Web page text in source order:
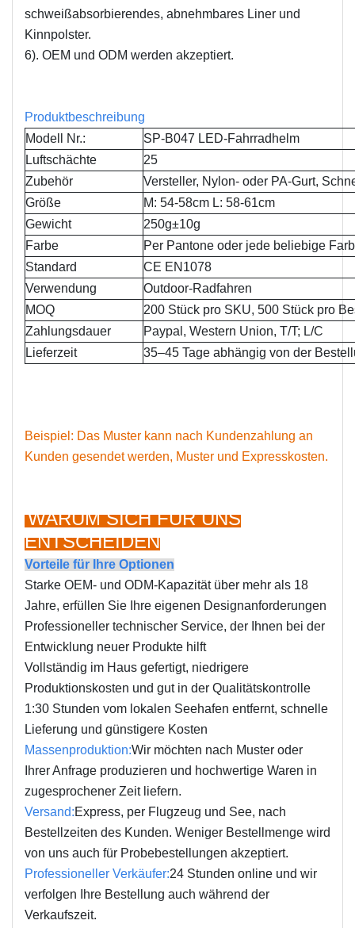
schweißabsorbierendes, abnehmbares Liner und
Kinnpolster.
6). OEM und ODM werden akzeptiert.
Produktbeschreibung
Modell Nr.:
SP-B047 LED-Fahrradhelm
Luftschächte
25
Zubehör
Versteller, Nylon- oder PA-Gurt,
Größe
M: 54-58cm L: 58-61cm
Gewicht
250g±10g
Farbe
Per Pantone oder jede beliebige
Standard
CE EN1078
Verwendung
Outdoor-Radfahren
MOQ
200 Stück pro SKU, 500 Stück pro
Zahlungsdauer
Paypal, Western Union, T/T; L/C
Lieferzeit
35–45 Tage abhängig von der
Beispiel: Das Muster kann nach Kundenzahlung an
Kunden gesendet werden, Muster und Expresskosten.
WARUM SICH FÜR UNS
ENTSCHEIDEN
Vorteile für Ihre Optionen
Starke OEM- und ODM-Kapazität über mehr als 18
Jahre, erfüllen Sie Ihre eigenen Designanforderungen
Professioneller technischer Service, der Ihnen bei der
Entwicklung neuer Produkte hilft
Vollständig im Haus gefertigt, niedrigere
Produktionskosten und gut in der Qualitätskontrolle
1:30 Stunden vom lokalen Seehafen entfernt, schnelle
Lieferung und günstigere Kosten
Massenproduktion:Wir möchten nach Muster oder
Ihrer Anfrage produzieren und hochwertige Waren in
zugesprochener Zeit liefern.
Versand:Express, per Flugzeug und See, nach
Bestellzeiten des Kunden. Weniger Bestellmenge wird
von uns auch für Probebestellungen akzeptiert.
Professioneller Verkäufer:24 Stunden online und wir
verfolgen Ihre Bestellung auch während der
Verkaufszeit.